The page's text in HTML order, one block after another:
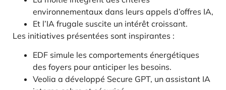
environnementaux dans leurs appels d’offres IA,
Et l’IA frugale suscite un intérêt croissant.
Les initiatives présentées sont inspirantes :
EDF simule les comportements énergétiques
des foyers pour anticiper les besoins.
Veolia a développé Secure GPT, un assistant IA